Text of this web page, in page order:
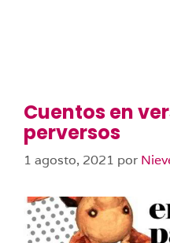
Cuentos en
perversos
1 agosto, 2021 por